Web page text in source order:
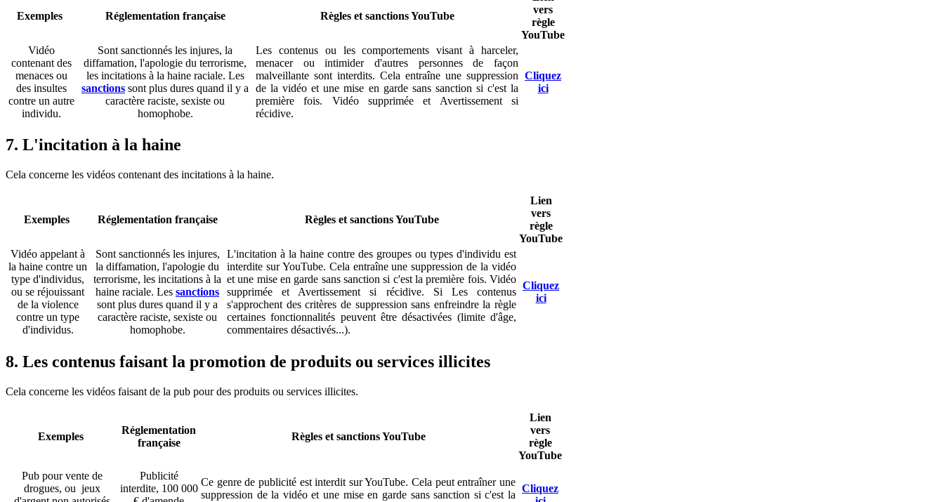
Exemples Réglementation française Règles et sanctions YouTube
vers
règle
YouTube
Vidéo
contenant des
menaces ou
des insultes
contre un autre
individu.
Sont sanctionnés les injures, la
diffamation, l'apologie du terrorisme,
les incitations à la haine raciale. Les
sanctions sont plus dures quand il y a
caractère raciste, sexiste ou
homophobe.
Les contenus ou les comportements visant à harceler,
menacer ou intimider d'autres personnes de façon
malveillante sont interdits. Cela entraîne une suppression
de la vidéo et une mise en garde sans sanction si c'est la
première fois. Vidéo supprimée et Avertissement si
récidive.
Cliquez
ici
7. L'incitation à la haine
Cela concerne les vidéos contenant des incitations à la haine.
Exemples Réglementation française Règles et sanctions YouTube
Lien
vers
règle
YouTube
Vidéo appelant à
la haine contre un
type d'individus,
ou se réjouissant
de la violence
contre un type
d'individus.
Sont sanctionnés les injures,
la diffamation, l'apologie du
terrorisme, les incitations à la
haine raciale. Les sanctions
sont plus dures quand il y a
caractère raciste, sexiste ou
homophobe.
L'incitation à la haine contre des groupes ou types d'individu est
interdite sur YouTube. Cela entraîne une suppression de la vidéo
et une mise en garde sans sanction si c'est la première fois. Vidéo
supprimée et Avertissement si récidive. Si Les contenus
s'approchent des critères de suppression sans enfreindre la règle
certaines fonctionnalités peuvent être désactivées (limite d'âge,
commentaires désactivés...).
Cliquez
ici
8. Les contenus faisant la promotion de produits ou services illicites
Cela concerne les vidéos faisant de la pub pour des produits ou services illicites.
Exemples
Réglementation
française
Règles et sanctions YouTube
Lien
vers
règle
YouTube
Pub pour vente de
drogues, ou jeux
Publicité
interdite, 100 000
Ce genre de publicité est interdit sur YouTube. Cela peut entraîner une
suppression de la vidéo et une mise en garde sans sanction si c'est la
Cliquez